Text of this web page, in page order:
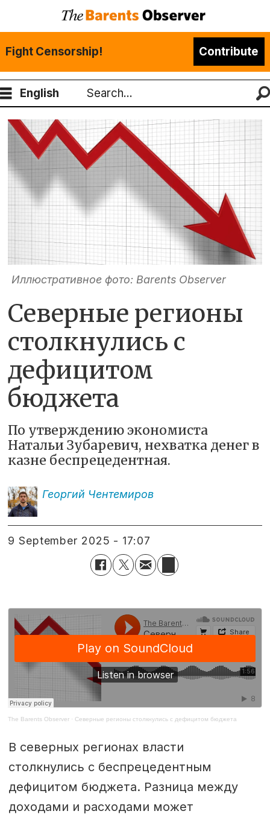
Fight Censorship! Contribute
English
Search
Иллюстративное фото: Barents Observer
Северные регионы
столкнулись с
дефицитом
бюджета
По утверждению экономиста
Натальи Зубаревич, нехватка денег в
казне беспрецедентная.
Георгий Чентемиров
9 September 2025 - 17:07
The Barents Observer · Северные регионы столкнулись с дефицитом бюджета
В северных регионах власти
столкнулись с беспрецедентным
дефицитом бюджета. Разница между
доходами и расходами может